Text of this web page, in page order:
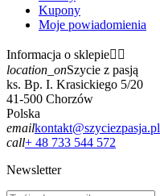
Kupony
Moje powiadomienia
Informacja o sklepie 
location_onSzycie z pasją
ks. Bp. I. Krasickiego 5/20
41-500 Chorzów
Polska
emailkontakt@szyciezpasja.pl
call+ 48 733 544 572
Newsletter